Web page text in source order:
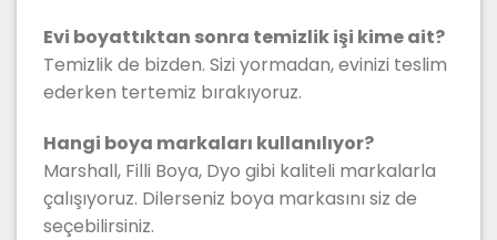
Evi boyattıktan sonra temizlik işi kime ait?
Temizlik de bizden. Sizi yormadan, evinizi teslim
ederken tertemiz bırakıyoruz.
Hangi boya markaları kullanılıyor?
Marshall, Filli Boya, Dyo gibi kaliteli markalarla
çalışıyoruz. Dilerseniz boya markasını siz de
seçebilirsiniz.